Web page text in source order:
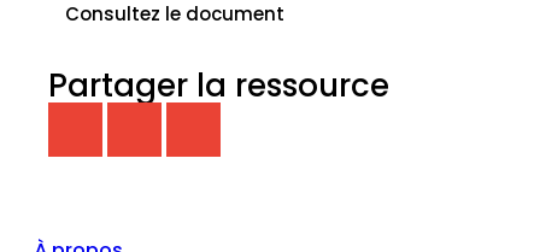
Consultez le document
Partager la ressource